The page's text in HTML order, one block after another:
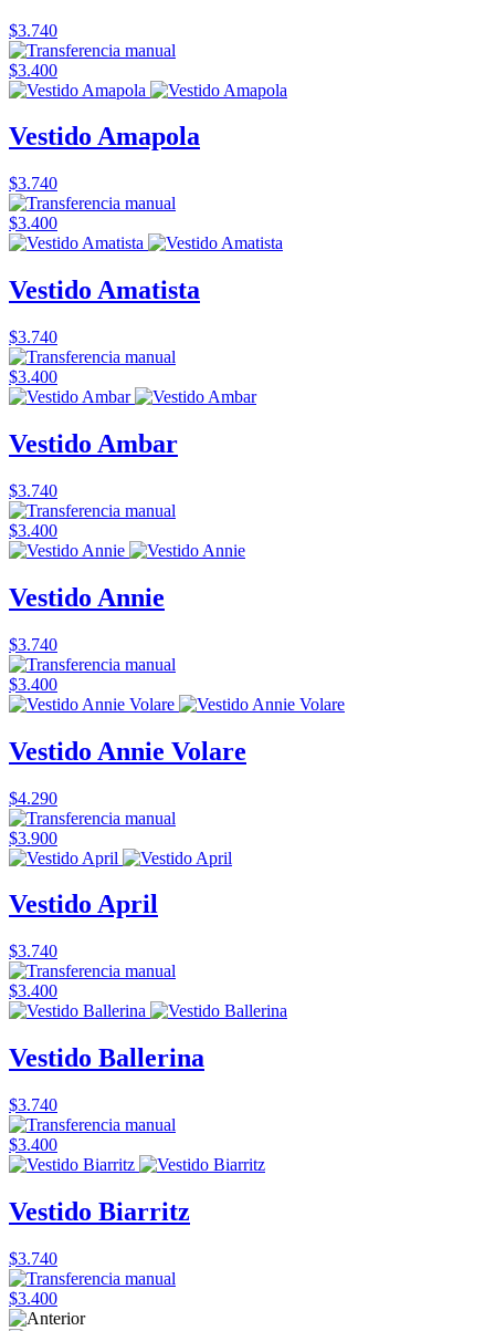
$3.740
$3.400
Vestido Amapola
$3.740
$3.400
Vestido Amatista
$3.740
$3.400
Vestido Ambar
$3.740
$3.400
Vestido Annie
$3.740
$3.400
Vestido Annie Volare
$4.290
$3.900
Vestido April
$3.740
$3.400
Vestido Ballerina
$3.740
$3.400
Vestido Biarritz
$3.740
$3.400